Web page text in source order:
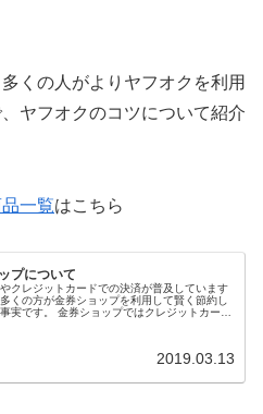
くの人がよりヤフオクを利用
ヤフオクのコツについて紹介
一覧はこちら
プについて
クレジットカードでの決済が普及しています
くの方が金券ショップを利用して賢く節約し
ップではクレジットカード
用）、買取（売却・換金）の際の注意点など、
す。
2019.03.13